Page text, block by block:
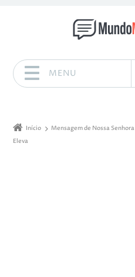
MENU
Início Mensagem de Nossa Senhora
Eleva